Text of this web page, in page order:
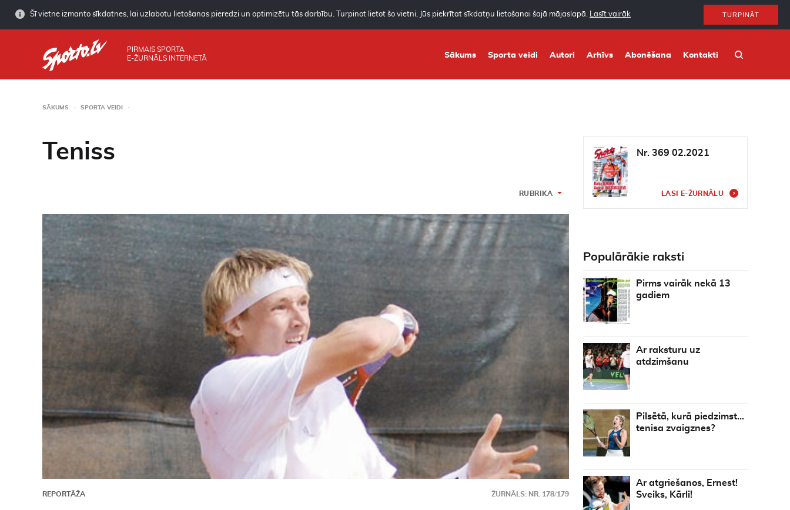
Šī vietne izmanto sīkdatnes, lai uzlabotu lietošanas pieredzi un optimizētu tās darbību. Turpinot lietot šo vietni, Jūs piekrītat sīkdatņu lietošanai šajā mājaslapā. Lasīt vairāk TURPINĀT
PIRMAIS SPORTA
E-ŽURNĀLS INTERNETĀ
Sākums Sporta veidi Autori Arhīvs Abonēšana Kontakti
SĀKUMS SPORTA VEIDI
Teniss
RUBRIKA
REPORTĀŽA ŽURNĀLS: NR. 178/179
Nr. 369 02.2021
LASI E-ŽURNĀLU
Populārākie raksti
Pirms vairāk nekā 13
gadiem
Ar raksturu uz
atdzimšanu
Pilsētā, kurā piedzimst…
tenisa zvaigznes?
Ar atgriešanos, Ernest!
Sveiks, Kārli!